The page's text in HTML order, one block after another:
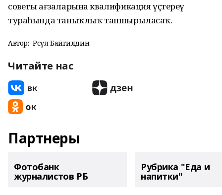
советы ағзаларына квалификация үҫтереү
тураһында таныҡлыҡ тапшырыласаҡ.
Автор: Рәсүл Байгилдин
Читайте нас
Партнеры
Фотобанк
журналистов РБ
Рубрика "Еда и
напитки"